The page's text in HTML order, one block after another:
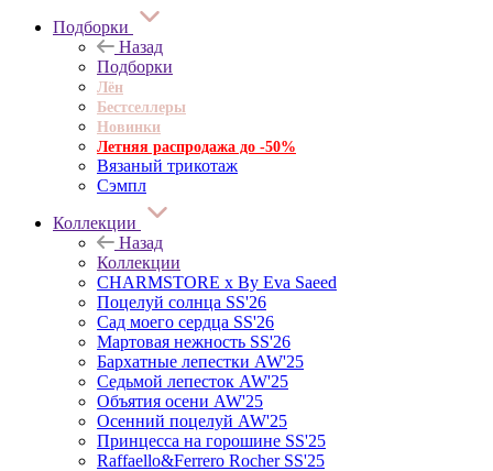
Подборки
Назад
Подборки
Лён
Бестселлеры
Новинки
Летняя распродажа до -50%
Вязаный трикотаж
Сэмпл
Коллекции
Назад
Коллекции
CHARMSTORE х By Eva Saeed
Поцелуй солнца SS'26
Сад моего сердца SS'26
Мартовая нежность SS'26
Бархатные лепестки AW'25
Седьмой лепесток AW'25
Объятия осени AW'25
Осенний поцелуй AW'25
Принцесса на горошине SS'25
Raffaello&Ferrero Rocher SS'25